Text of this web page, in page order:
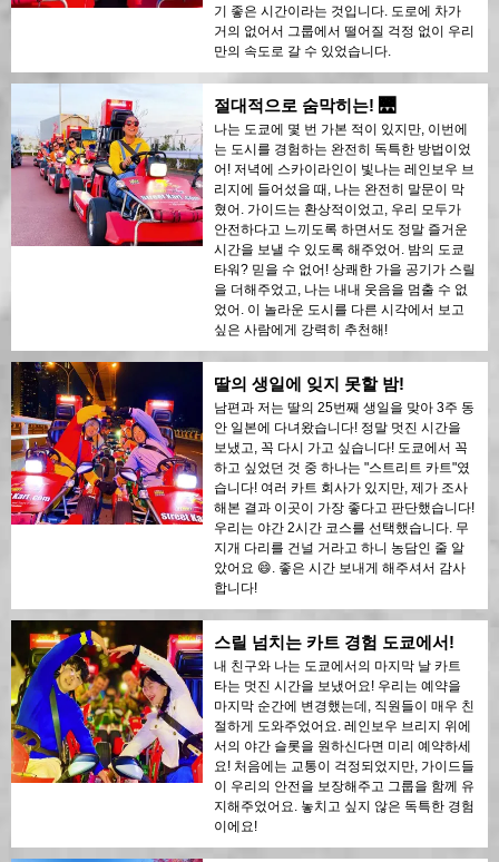
기 좋은 시간이라는 것입니다. 도로에 차가
거의 없어서 그룹에서 떨어질 걱정 없이 우리
만의 속도로 갈 수 있었습니다.
절대적으로 숨막히는! 🌉
나는 도쿄에 몇 번 가본 적이 있지만, 이번에
는 도시를 경험하는 완전히 독특한 방법이었
어! 저녁에 스카이라인이 빛나는 레인보우 브
리지에 들어섰을 때, 나는 완전히 말문이 막
혔어. 가이드는 환상적이었고, 우리 모두가
안전하다고 느끼도록 하면서도 정말 즐거운
시간을 보낼 수 있도록 해주었어. 밤의 도쿄
타워? 믿을 수 없어! 상쾌한 가을 공기가 스릴
을 더해주었고, 나는 내내 웃음을 멈출 수 없
었어. 이 놀라운 도시를 다른 시각에서 보고
싶은 사람에게 강력히 추천해!
딸의 생일에 잊지 못할 밤!
남편과 저는 딸의 25번째 생일을 맞아 3주 동
안 일본에 다녀왔습니다! 정말 멋진 시간을
보냈고, 꼭 다시 가고 싶습니다! 도쿄에서 꼭
하고 싶었던 것 중 하나는 "스트리트 카트"였
습니다! 여러 카트 회사가 있지만, 제가 조사
해본 결과 이곳이 가장 좋다고 판단했습니다!
우리는 야간 2시간 코스를 선택했습니다. 무
지개 다리를 건널 거라고 하니 농담인 줄 알
았어요 😄. 좋은 시간 보내게 해주셔서 감사
합니다!
스릴 넘치는 카트 경험 도쿄에서!
내 친구와 나는 도쿄에서의 마지막 날 카트
타는 멋진 시간을 보냈어요! 우리는 예약을
마지막 순간에 변경했는데, 직원들이 매우 친
절하게 도와주었어요. 레인보우 브리지 위에
서의 야간 슬롯을 원하신다면 미리 예약하세
요! 처음에는 교통이 걱정되었지만, 가이드들
이 우리의 안전을 보장해주고 그룹을 함께 유
지해주었어요. 놓치고 싶지 않은 독특한 경험
이에요!